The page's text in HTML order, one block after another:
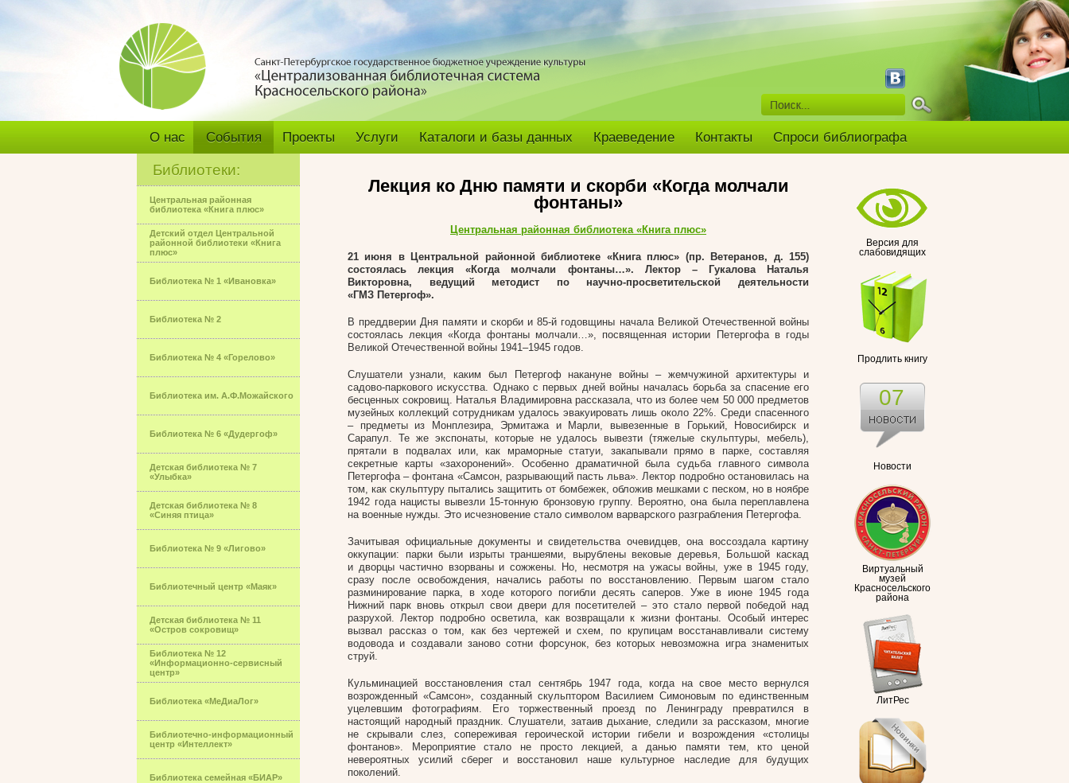
О нас События Проекты Услуги Каталоги и базы данных Краеведение Контакты Спроси библиографа
Библиотеки:
Центральная районная
библиотека «Книга плюс»
Детский отдел Центральной
районной библиотеки «Книга
плюс»
Библиотека № 1 «Ивановка»
Библиотека № 2
Библиотека № 4 «Горелово»
Библиотека им. А.Ф.Можайского
Библиотека № 6 «Дудергоф»
Детская библиотека № 7
«Улыбка»
Детская библиотека № 8
«Синяя птица»
Библиотека № 9 «Лигово»
Библиотечный центр «Маяк»
Детская библиотека № 11
«Остров сокровищ»
Библиотека № 12
«Информационно-сервисный
центр»
Библиотека «МеДиаЛог»
Библиотечно-информационный
центр «Интеллект»
Библиотека семейная «БИАР»
Версия для
слабовидящих
Продлить книгу
Новости
07
Виртуальный
музей
Красносельского
района
ЛитРес
Лекция ко Дню памяти и скорби «Когда молчали
фонтаны»
Центральная районная библиотека «Книга плюс»
21 июня в Центральной районной библиотеке «Книга плюс» (пр. Ветеранов, д. 155)
состоялась лекция «Когда молчали фонтаны…». Лектор – Гукалова Наталья
Викторовна, ведущий методист по научно-просветительской деятельности
«ГМЗ Петергоф».
В преддверии Дня памяти и скорби и 85-й годовщины начала Великой Отечественной войны
состоялась лекция «Когда фонтаны молчали…», посвященная истории Петергофа в годы
Великой Отечественной войны 1941–1945 годов.
Слушатели узнали, каким был Петергоф накануне войны – жемчужиной архитектуры и
садово-паркового искусства. Однако с первых дней войны началась борьба за спасение его
бесценных сокровищ. Наталья Владимировна рассказала, что из более чем 50 000 предметов
музейных коллекций сотрудникам удалось эвакуировать лишь около 22%. Среди спасенного
– предметы из Монплезира, Эрмитажа и Марли, вывезенные в Горький, Новосибирск и
Сарапул. Те же экспонаты, которые не удалось вывезти (тяжелые скульптуры, мебель),
прятали в подвалах или, как мраморные статуи, закапывали прямо в парке, составляя
секретные карты «захоронений». Особенно драматичной была судьба главного символа
Петергофа – фонтана «Самсон, разрывающий пасть льва». Лектор подробно остановилась на
том, как скульптуру пытались защитить от бомбежек, обложив мешками с песком, но в ноябре
1942 года нацисты вывезли 15-тонную бронзовую группу. Вероятно, она была переплавлена
на военные нужды. Это исчезновение стало символом варварского разграбления Петергофа.
Зачитывая официальные документы и свидетельства очевидцев, она воссоздала картину
оккупации: парки были изрыты траншеями, вырублены вековые деревья, Большой каскад
и дворцы частично взорваны и сожжены. Но, несмотря на ужасы войны, уже в 1945 году,
сразу после освобождения, начались работы по восстановлению. Первым шагом стало
разминирование парка, в ходе которого погибли десять саперов. Уже в июне 1945 года
Нижний парк вновь открыл свои двери для посетителей – это стало первой победой над
разрухой. Лектор подробно осветила, как возвращали к жизни фонтаны. Особый интерес
вызвал рассказ о том, как без чертежей и схем, по крупицам восстанавливали систему
водовода и создавали заново сотни форсунок, без которых невозможна игра знаменитых
струй.
Кульминацией восстановления стал сентябрь 1947 года, когда на свое место вернулся
возрожденный «Самсон», созданный скульптором Василием Симоновым по единственным
уцелевшим фотографиям. Его торжественный проезд по Ленинграду превратился в
настоящий народный праздник. Слушатели, затаив дыхание, следили за рассказом, многие
не скрывали слез, сопереживая героической истории гибели и возрождения «столицы
фонтанов». Мероприятие стало не просто лекцией, а данью памяти тем, кто ценой
невероятных усилий сберег и восстановил наше культурное наследие для будущих
поколений.